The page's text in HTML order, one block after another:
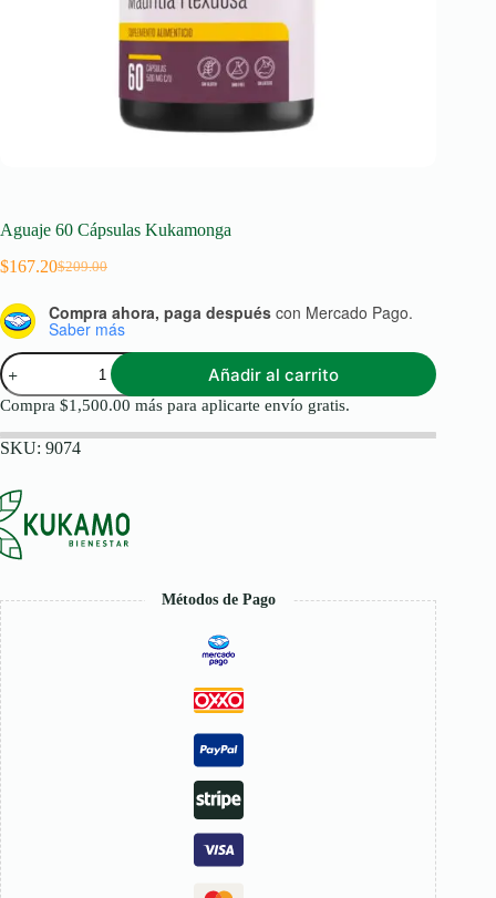
Aguaje 60 Cápsulas Kukamonga
$209.00
Original
was:
$209.00.
$167.20Current
is:
$167.20.
Compra ahora, paga después con Mercado Pago.
Saber más
Aguaje
60
Cápsulas
Kukamonga
cantidad
Añadir al carrito
Compra $1,500.00 más para aplicarte envío gratis.
SKU: 9074
Métodos de Pago